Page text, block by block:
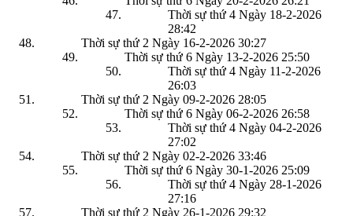
Thời sự thứ 4 Ngày 18-2-2026
28:42
Thời sự thứ 2 Ngày 16-2-2026 30:27
Thời sự thứ 6 Ngày 13-2-2026 25:50
Thời sự thứ 4 Ngày 11-2-2026
26:03
Thời sự thứ 2 Ngày 09-2-2026 28:05
Thời sự thứ 6 Ngày 06-2-2026 26:58
Thời sự thứ 4 Ngày 04-2-2026
27:02
Thời sự thứ 2 Ngày 02-2-2026 33:46
Thời sự thứ 6 Ngày 30-1-2026 25:09
Thời sự thứ 4 Ngày 28-1-2026
27:16
Thời sự thứ 2 Ngày 26-1-2026 29:32